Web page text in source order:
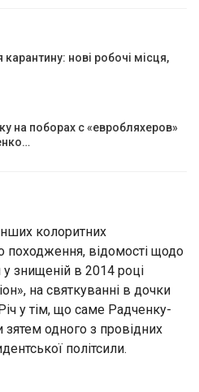
карантину: нові робочі місця,
на поборах с «евробляхеров»
колоритних
походження, відомості щодо
знищеній в 2014 році
на святкуванні в дочки
у тім, що саме Радченку-
одного з провідних
політсили.